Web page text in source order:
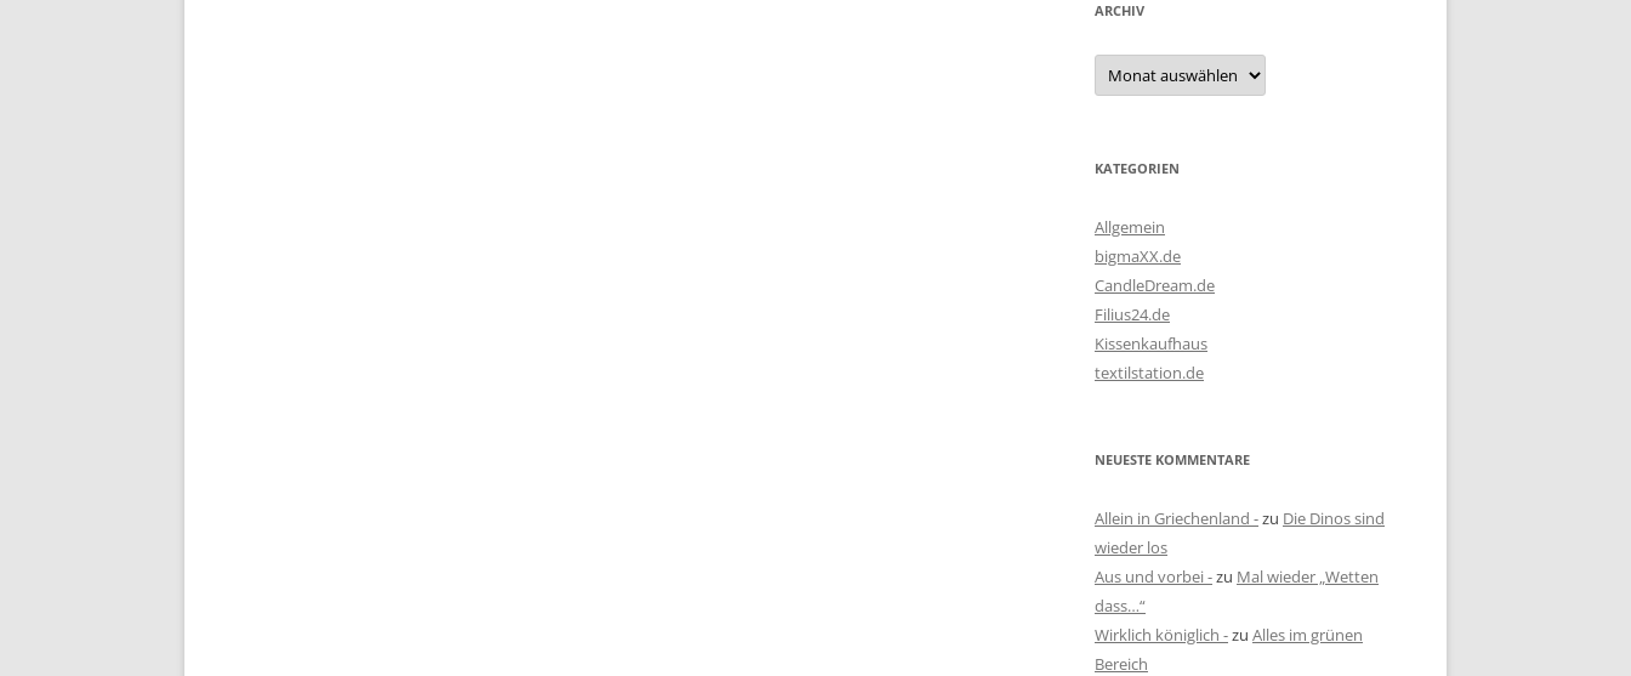
ARCHIV
Archiv
KATEGORIEN
Allgemein
bigmaXX.de
CandleDream.de
Filius24.de
Kissenkaufhaus
textilstation.de
NEUESTE KOMMENTARE
Allein in Griechenland -zu Die Dinos sind
wieder los
Aus und vorbei -zu Mal wieder „Wetten
dass…“
Wirklich königlich -zu Alles im grünen
Bereich